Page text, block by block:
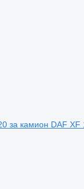
за камион DAF XF